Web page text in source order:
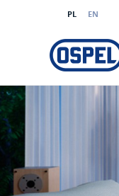
PL EN